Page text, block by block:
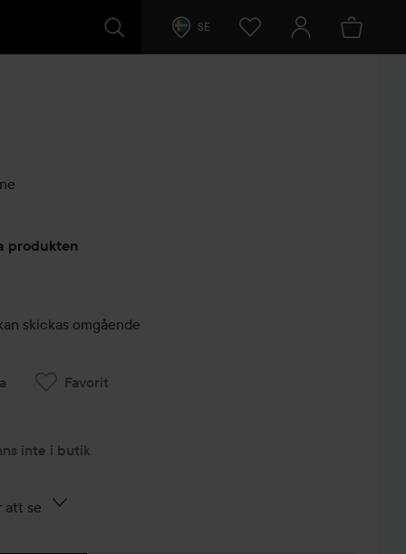
SE
produkten
skickas omgående
Favorit
inte i butik
att se